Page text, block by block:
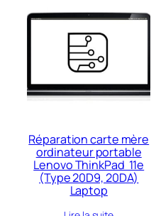
Réparation carte mère
ordinateur portable
Lenovo ThinkPad 11e
(Type 20D9, 20DA)
Laptop